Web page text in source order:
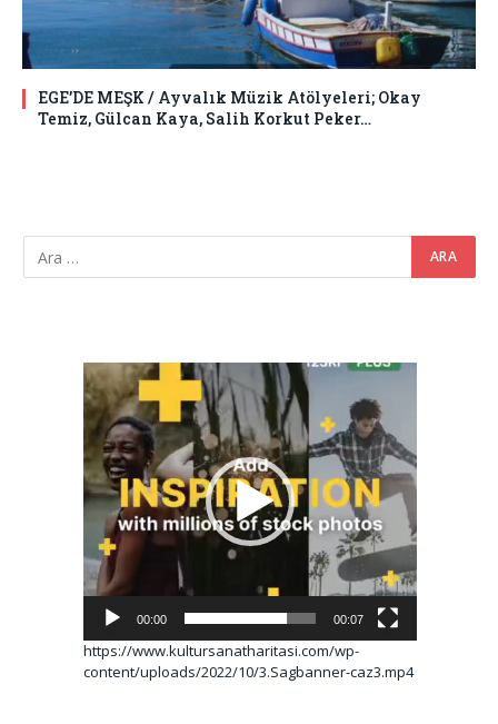
EGE’DE MEŞK / Ayvalık Müzik Atölyeleri; Okay
Temiz, Gülcan Kaya, Salih Korkut Peker…
Video
oynatıcı
00:00 00:07
https://www.kultursanatharitasi.com/wp-
content/uploads/2022/10/3.Sagbanner-caz3.mp4